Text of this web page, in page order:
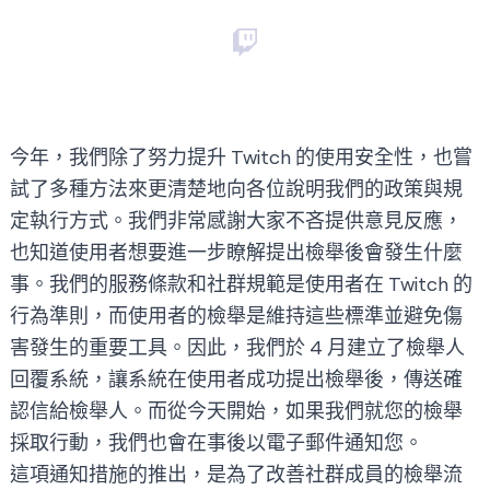
今年，我們除了努力提升 Twitch 的使用安全性，也嘗
試了多種方法來更清楚地向各位說明我們的政策與規
定執行方式。我們非常感謝大家不吝提供意見反應，
也知道使用者想要進一步瞭解提出檢舉後會發生什麼
事。我們的服務條款和社群規範是使用者在 Twitch 的
行為準則，而使用者的檢舉是維持這些標準並避免傷
害發生的重要工具。因此，我們於 4 月建立了檢舉人
回覆系統，讓系統在使用者成功提出檢舉後，傳送確
認信給檢舉人。而從今天開始，如果我們就您的檢舉
採取行動，我們也會在事後以電子郵件通知您。
這項通知措施的推出，是為了改善社群成員的檢舉流